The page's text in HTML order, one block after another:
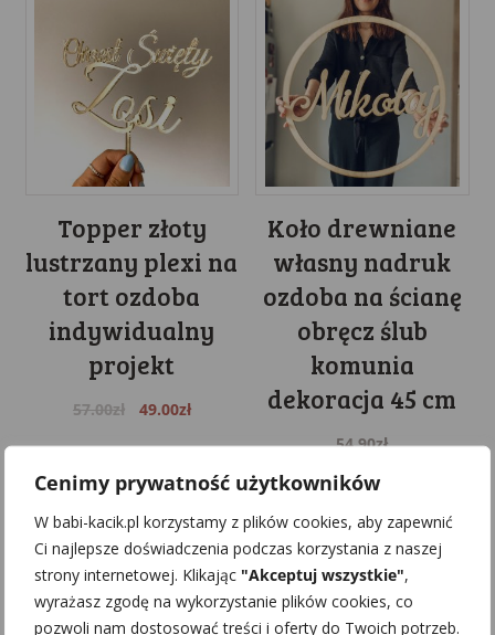
Cenimy prywatność użytkowników
W babi-kacik.pl korzystamy z plików cookies, aby zapewnić
Ci najlepsze doświadczenia podczas korzystania z naszej
strony internetowej. Klikając "Akceptuj wszystkie",
wyrażasz zgodę na wykorzystanie plików cookies, co
pozwoli nam dostosować treści i oferty do Twoich potrzeb.
Topper złoty
lustrzany plexi na
tort ozdoba
indywidualny
projekt
57.00zł
Original
57.00zł.
49.00złCurrent
49.00zł.
Koło drewniane
własny nadruk
ozdoba na ścianę
obręcz ślub
komunia
dekoracja 45 cm
54.90zł